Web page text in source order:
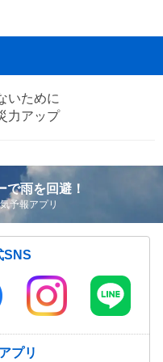
いために
力アップ
で雨を回避！
予報アプリ
SNS
プリ